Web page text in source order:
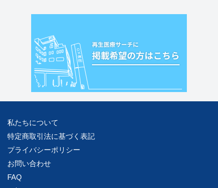
私たちについて
特定商取引法に基づく表記
プライバシーポリシー
お問い合わせ
FAQ